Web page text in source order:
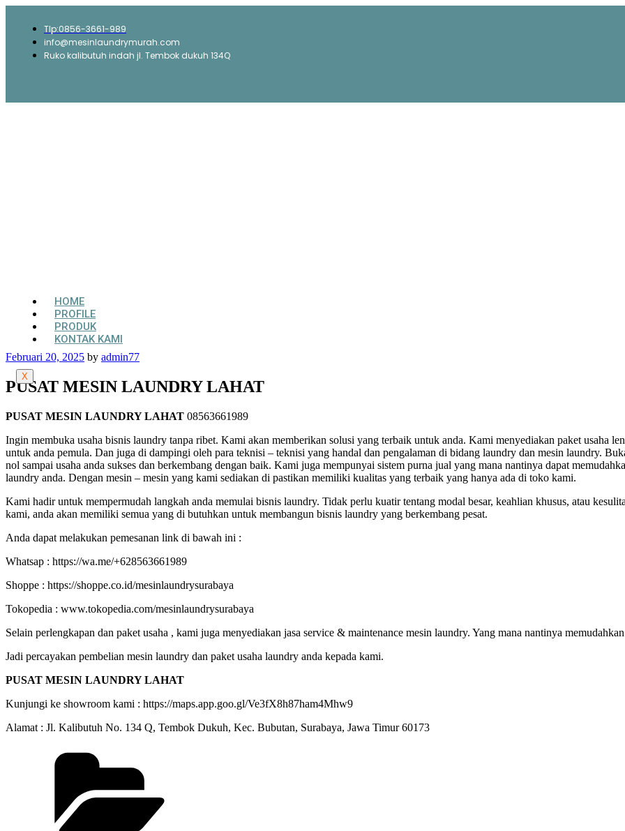
Tlp:0856-3661-989
info@mesinlaundrymurah.com
Ruko kalibutuh indah jl. Tembok dukuh 134Q
HOME
PROFILE
PRODUK
KONTAK KAMI
X
Posted
Februari 20, 2025 by admin77
PUSAT MESIN LAUNDRY LAHAT
PUSAT MESIN LAUNDRY LAHAT 08563661989
Ingin membuka usaha bisnis laundry tanpa ribet. Kami akan memberikan solusi yang terbaik untuk anda. Kami menyediakan paket usaha
untuk anda pemula. Dan juga di dampingi oleh para teknisi – teknisi yang handal dan pengalaman di bidang laundry dan mesin laundry.
nol sampai usaha anda sukses dan berkembang dengan baik. Kami juga mempunyai sistem purna jual yang mana nantinya dapat
laundry anda. Dengan mesin – mesin yang kami sediakan di pastikan memiliki kualitas yang terbaik yang hanya ada di toko kami.
Kami hadir untuk mempermudah langkah anda memulai bisnis laundry. Tidak perlu kuatir tentang modal besar, keahlian khusus, atau
kami, anda akan memiliki semua yang di butuhkan untuk membangun bisnis laundry yang berkembang pesat.
Anda dapat melakukan pemesanan link di bawah ini :
Whatsap : https://wa.me/+628563661989
Shoppe : https://shoppe.co.id/mesinlaundrysurabaya
Tokopedia : www.tokopedia.com/mesinlaundrysurabaya
Selain perlengkapan dan paket usaha , kami juga menyediakan jasa service & maintenance mesin laundry. Yang mana nantinya
Jadi percayakan pembelian mesin laundry dan paket usaha laundry anda kepada kami.
PUSAT MESIN LAUNDRY LAHAT
Kunjungi ke showroom kami : https://maps.app.goo.gl/Ve3fX8h87ham4Mhw9
Alamat : Jl. Kalibutuh No. 134 Q, Tembok Dukuh, Kec. Bubutan, Surabaya, Jawa Timur 60173